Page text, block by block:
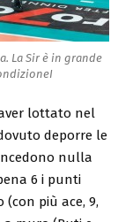
La Sir è in grande
lottato nel
deporre le
nulla
6 i punti
(con più ace, 9,